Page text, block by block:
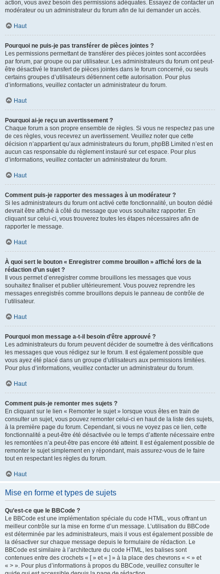
action, vous avez besoin des permissions adéquates. Essayez de contacter un
modérateur ou un administrateur du forum afin de lui demander un accès.
Haut
Pourquoi ne puis-je pas transférer de pièces jointes ?
Les permissions permettant de transférer des pièces jointes sont accordées
par forum, par groupe ou par utilisateur. Les administrateurs du forum ont peut-
être désactivé le transfert de pièces jointes dans le forum concerné, ou seuls
certains groupes d’utilisateurs détiennent cette autorisation. Pour plus
d’informations, veuillez contacter un administrateur du forum.
Haut
Pourquoi ai-je reçu un avertissement ?
Chaque forum a son propre ensemble de règles. Si vous ne respectez pas une
de ces règles, vous recevrez un avertissement. Veuillez noter que cette
décision n’appartient qu’aux administrateurs du forum, phpBB Limited n’est en
aucun cas responsable du règlement instauré sur cet espace. Pour plus
d’informations, veuillez contacter un administrateur du forum.
Haut
Comment puis-je rapporter des messages à un modérateur ?
Si les administrateurs du forum ont activé cette fonctionnalité, un bouton dédié
devrait être affiché à côté du message que vous souhaitez rapporter. En
cliquant sur celui-ci, vous trouverez toutes les étapes nécessaires afin de
rapporter le message.
Haut
À quoi sert le bouton « Enregistrer comme brouillon » affiché lors de la
rédaction d’un sujet ?
Il vous permet d’enregistrer comme brouillons les messages que vous
souhaitez finaliser et publier ultérieurement. Vous pouvez reprendre les
messages enregistrés comme brouillons depuis le panneau de contrôle de
l’utilisateur.
Haut
Pourquoi mon message a-t-il besoin d’être approuvé ?
Les administrateurs du forum peuvent décider de soumettre à des vérifications
les messages que vous rédigez sur le forum. Il est également possible que
vous ayez été placé dans un groupe d’utilisateurs aux permissions limitées.
Pour plus d’informations, veuillez contacter un administrateur du forum.
Haut
Comment puis-je remonter mes sujets ?
En cliquant sur le lien « Remonter le sujet » lorsque vous êtes en train de
consulter un sujet, vous pouvez remonter celui-ci en haut de la liste des sujets,
à la première page du forum. Cependant, si vous ne voyez pas ce lien, cette
fonctionnalité a peut-être été désactivée ou le temps d’attente nécessaire entre
les remontées n’a peut-être pas encore été atteint. Il est également possible de
remonter le sujet simplement en y répondant, mais assurez-vous de le faire
tout en respectant les règles du forum.
Haut
Mise en forme et types de sujets
Qu’est-ce que le BBCode ?
Le BBCode est une implémentation spéciale du code HTML, vous offrant un
meilleur contrôle sur la mise en forme d’un message. L’utilisation du BBCode
est déterminée par les administrateurs, mais il vous est également possible de
la désactiver sur chaque message depuis le formulaire de rédaction. Le
BBCode est similaire à l’architecture du code HTML, les balises sont
contenues entre des crochets « [ » et « ] » à la place des chevrons « < » et
« > ». Pour plus d’informations à propos du BBCode, veuillez consulter le